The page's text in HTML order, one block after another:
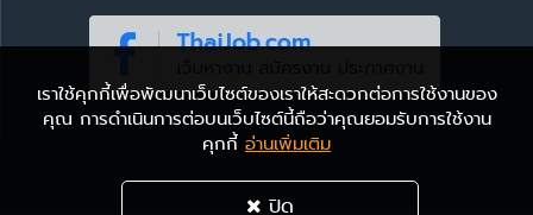
เราใช้คุกกี้เพื่อพัฒนาเว็บไซต์ของเราให้สะดวกต่อการใช้งานของ
คุณ การดำเนินการต่อบนเว็บไซต์นี้ถือว่าคุณยอมรับการใช้งาน
คุกกี้ อ่านเพิ่มเติม
ปิด